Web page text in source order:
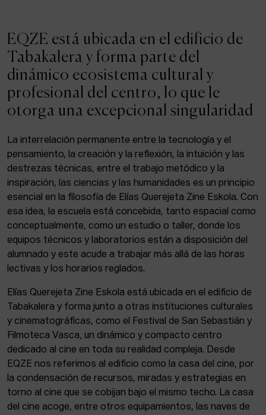
LA CASA DEL CINE
ACTUALIDAD
Admisión
Intranet
Facebook Equis Instagram
© Elías Querejeta Zine Eskola 2026
Tabakalera · Andre zigarrogileak plaza, 1
20012 Donostia / San Sebastián
T. 0034 943 545 005
E. info@zine-eskola.eus
EQZE está ubicada en el edificio de
Tabakalera y forma parte del
dinámico ecosistema cultural y
profesional del centro, lo que le
otorga una excepcional singularidad
La interrelación permanente entre la tecnología y el
pensamiento, la creación y la reflexión, la intuición y las
destrezas técnicas, entre el trabajo metódico y la
inspiración, las ciencias y las humanidades es un principio
esencial en la filosofía de Elías Querejeta Zine Eskola. Con
esa idea, la escuela está concebida, tanto espacial como
conceptualmente, como un estudio o taller, donde los
equipos técnicos y laboratorios están a disposición del
alumnado y este acude a trabajar más allá de las horas
lectivas y los horarios reglados.
Elías Querejeta Zine Eskola está ubicada en el edificio de
Tabakalera y forma junto a otras instituciones culturales
y cinematográficas, como el Festival de San Sebastián y
Filmoteca Vasca, un dinámico y compacto centro
dedicado al cine en toda su realidad compleja. Desde
EQZE nos referimos al edificio como la casa del cine, por
la condensación de recursos, miradas y estrategias en
torno al cine que se cobijan bajo el mismo techo. La casa
del cine acoge, entre otros equipamientos, las naves de